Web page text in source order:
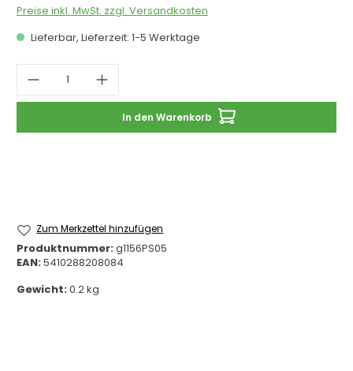
Preise inkl. MwSt. zzgl. Versandkosten
Lieferbar, Lieferzeit: 1-5 Werktage
Produkt Anzahl: Gib den
In den Warenkorb
Zum Merkzettel hinzufügen
Produktnummer:g1156PS05
EAN:5410288208084
Gewicht:0.2 kg